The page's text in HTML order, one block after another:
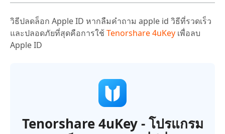
วิธีปลดล็อก Apple ID หากลืมคําถาม apple id วิธีที่รวดเร็ว
และปลอดภัยที่สุดคือการใช้Tenorshare 4uKey เพื่อลบ
Apple ID
Tenorshare 4uKey - โปรแกรม